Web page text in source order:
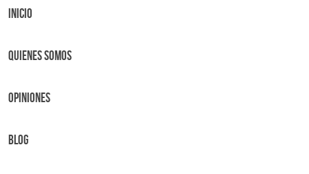
Inicio
Quienes Somos
OPINIONES
BLOG